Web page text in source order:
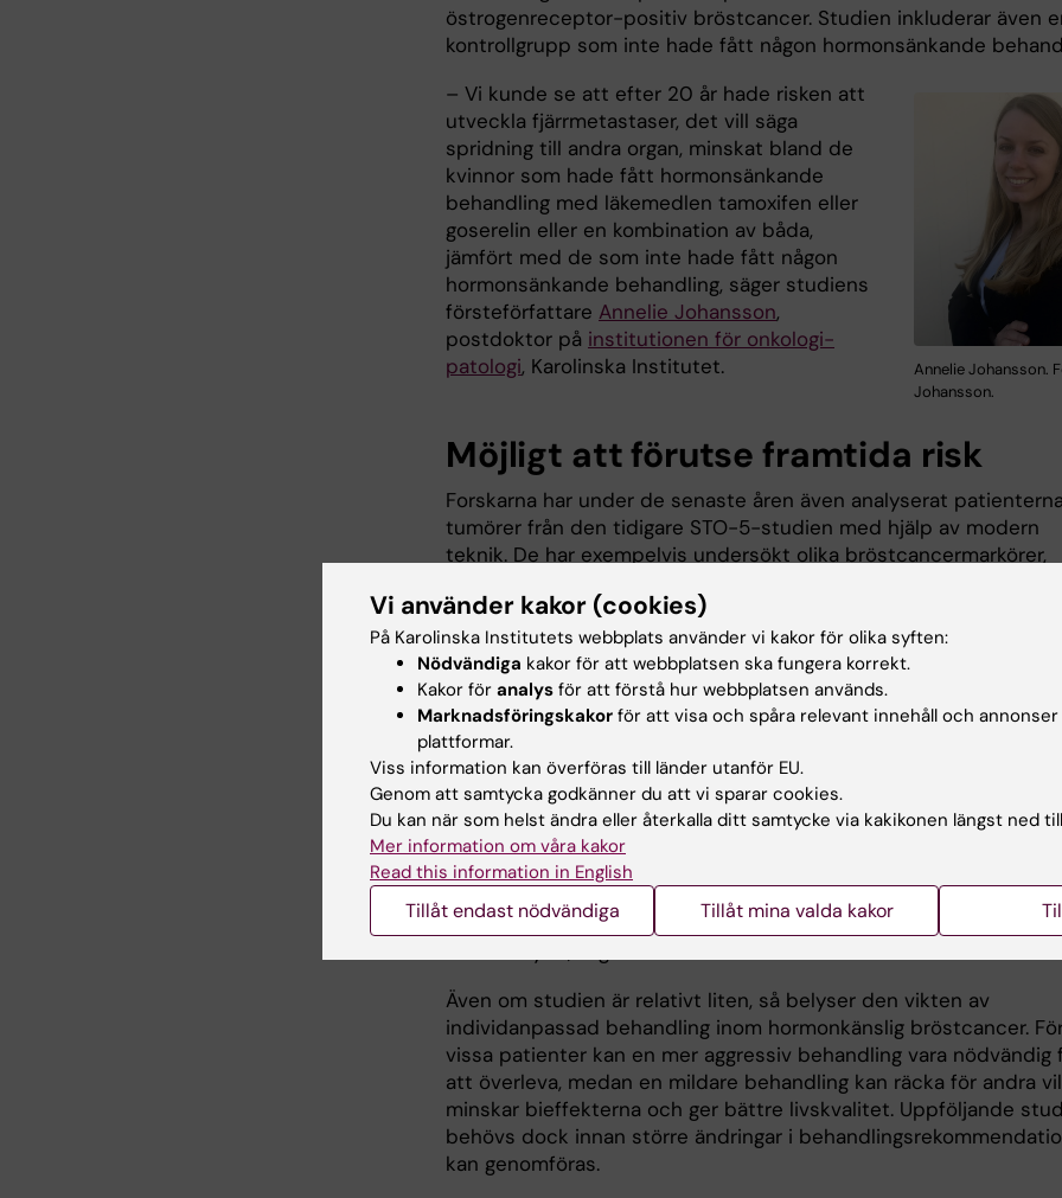
östrogenreceptor-positiv bröstcancer. Studien inkluderar även
kontrollgrupp som inte hade fått någon hormonsänkande
Annelie Johansson.
Johansson.
– Vi kunde se att efter 20 år hade risken att
utveckla fjärrmetastaser, det vill säga
spridning till andra organ, minskat bland de
kvinnor som hade fått hormonsänkande
behandling med läkemedlen tamoxifen eller
goserelin eller en kombination av båda,
jämfört med de som inte hade fått någon
hormonsänkande behandling, säger studiens
försteförfattare Annelie Johansson,
postdoktor på institutionen för onkologi-
patologi, Karolinska Institutet.
Möjligt att förutse framtida risk
Forskarna har under de senaste åren även analyserat
tumörer från den tidigare STO-5-studien med hjälp av modern
teknik. De har exempelvis undersökt olika bröstcancermarkörer,
tumörernas genuttryck med hjälp av en gen-risk-signatur.
Signaturen mäter aktiviteten hos 70 olika gener vilket summeras
en riskpoäng. Det gör det möjligt att i ett tidigt skede kunna
tumörcellernas framtida utveckling och på så sätt kategorisera
patienterna i låg respektive hög genomisk risk.
– Tumörerna hos patienter med hög genomisk risk har oftast en
högre cancertillväxt. Dessa patienter har därför en tidigare risk
återfall och behöver då en mer aggressiv behandling, till exempel
med goserelin som snabbt och effektivt minskar
Patienter som har en mindre aggressiv sjukdom verkar däremot
en långsiktig risk för återfall. I dessa fall verkar tamoxifen
Även om studien är relativt liten, så belyser den vikten av
individanpassad behandling inom hormonkänslig bröstcancer.
vissa patienter kan en mer aggressiv behandling vara nödvändig
att överleva, medan en mildare behandling kan räcka för andra
minskar bieffekterna och ger bättre livskvalitet. Uppföljande
behövs dock innan större ändringar i
kan genomföras.
Vi använder kakor (cookies)
På Karolinska Institutets webbplats använder vi kakor för olika syften:
Nödvändiga kakor för att webbplatsen ska fungera korrekt.
Kakor för analys för att förstå hur webbplatsen används.
Marknadsföringskakor för att visa och spåra relevant innehåll och
plattformar.
Viss information kan överföras till länder utanför EU.
Genom att samtycka godkänner du att vi sparar cookies.
Du kan när som helst ändra eller återkalla ditt samtycke via kakikonen längst ned
Mer information om våra kakor
Read this information in English
Tillåt endast nödvändiga Tillåt mina valda kakor